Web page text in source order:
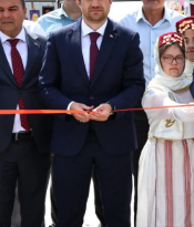
İletişim
Künye
Tüm Manşetler
Son Dakika
Haber Arşivi